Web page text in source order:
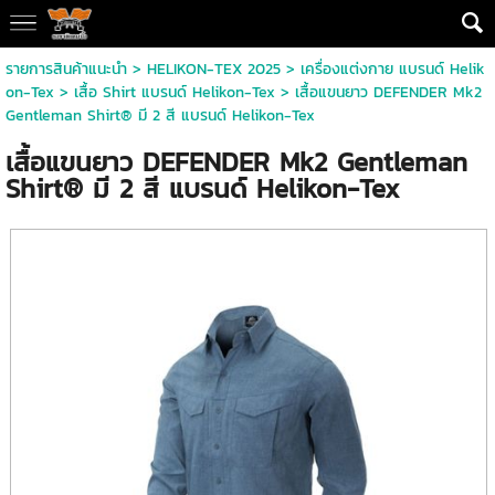
รายการสินค้าแนะนำ> HELIKON-TEX 2025> เครื่องแต่งกาย แบรนด์ Helik
on-Tex > เสื้อ Shirt แบรนด์ Helikon-Tex > เสื้อแขนยาว DEFENDER Mk2
Gentleman Shirt® มี 2 สี แบรนด์ Helikon-Tex
เสื้อแขนยาว DEFENDER Mk2 Gentleman
Shirt® มี 2 สี แบรนด์ Helikon-Tex